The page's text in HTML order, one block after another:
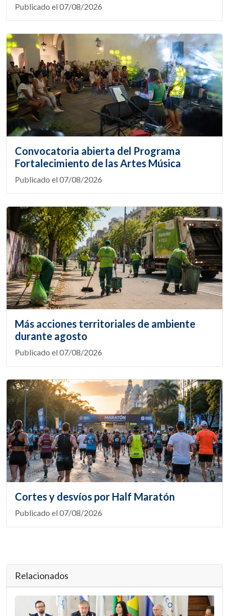
Publicado el 07/08/2026
Convocatoria abierta del Programa
Fortalecimiento de las Artes Música
Publicado el 07/08/2026
Más acciones territoriales de ambiente
durante agosto
Publicado el 07/08/2026
Cortes y desvíos por Half Maratón
Publicado el 07/08/2026
Relacionados